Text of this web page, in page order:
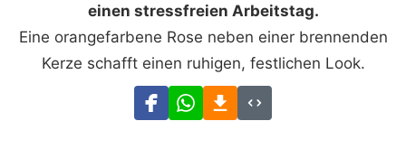
einen stressfreien Arbeitstag.
Eine orangefarbene Rose neben einer brennenden
Kerze schafft einen ruhigen, festlichen Look.